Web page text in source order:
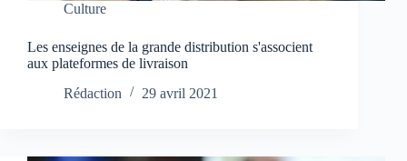
Culture
Les enseignes de la grande distribution s'associent
aux plateformes de livraison
Rédaction
29 avril 2021